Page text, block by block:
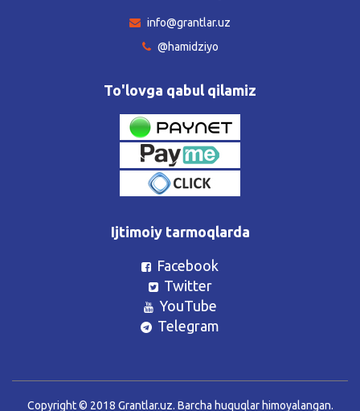
info@grantlar.uz
@hamidziyo
To'lovga qabul qilamiz
Ijtimoiy tarmoqlarda
Facebook
Twitter
YouTube
Telegram
Copyright © 2018 Grantlar.uz. Barcha huquqlar himoyalangan.